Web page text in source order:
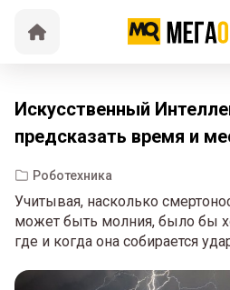
Искусственный
предсказать время и
Роботехника
Учитывая, насколько
может быть молния, было бы
где и когда она собирается